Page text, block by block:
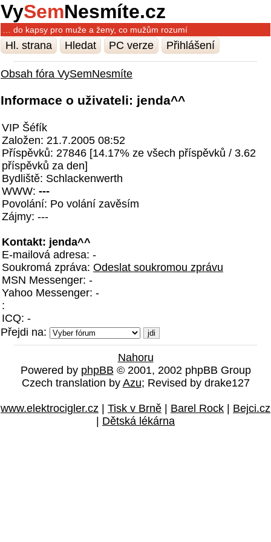
VySemNesmíte.cz
… do kapsy pro muže a ženy, co mužům rozumí
Hl. strana Hledat PC verze Přihlášení
Obsah fóra VySemNesmíte
Informace o uživateli: jenda^^
VIP Šéfík
Založen: 21.7.2005 08:52
Příspěvků: 27846 [14.17% ze všech příspěvků / 3.62
příspěvků za den]
Bydliště: Schlackenwerth
WWW: ---
Povolání: Po volání zavěsím
Zájmy: ---
Kontakt: jenda^^
E-mailová adresa: -
Soukromá zpráva: Odeslat soukromou zprávu
MSN Messenger: -
Yahoo Messenger: -
:
ICQ: -
Přejdi na:
Nahoru
Powered by phpBB © 2001, 2002 phpBB Group
Czech translation by Azu; Revised by drake127
www.elektrocigler.cz Tisk v Brně Barel Rock
Bejci.cz
Dětská lékárna